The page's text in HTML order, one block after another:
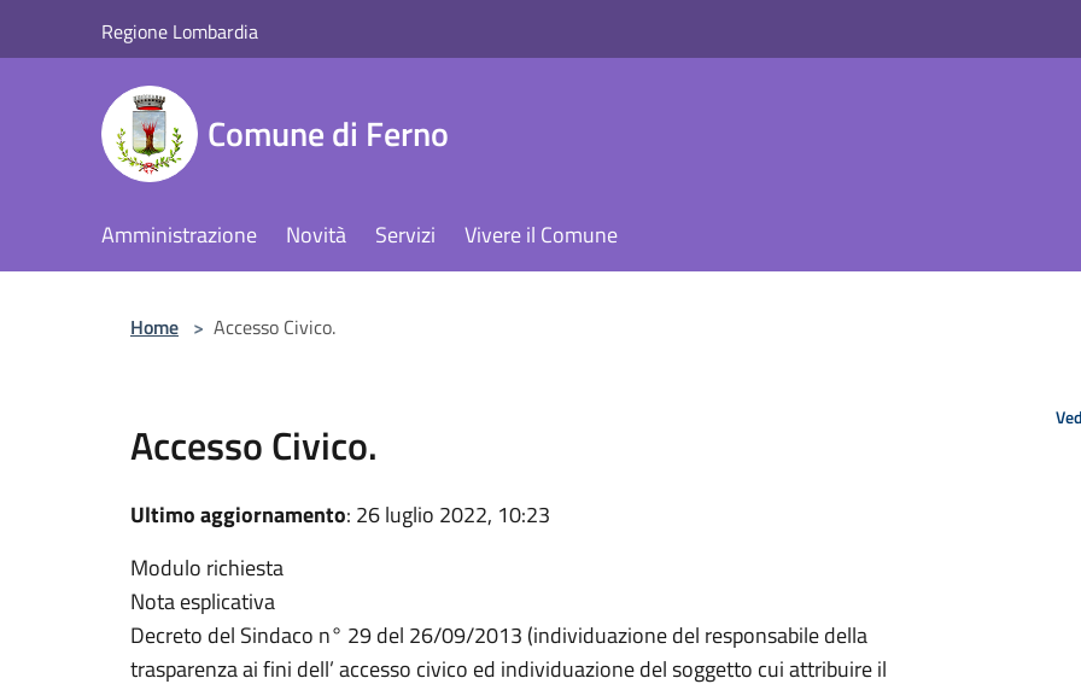
Regione Lombardia
Comune di Ferno
Amministrazione Novità Servizi Vivere il Comune
Home > Accesso Civico.
Accesso Civico.
Ultimo aggiornamento: 26 luglio 2022, 10:23
Modulo richiesta
Nota esplicativa
Decreto del Sindaco n° 29 del 26/09/2013 (individuazione del responsabile della
trasparenza ai fini dell’ accesso civico ed individuazione del soggetto cui attribuire il